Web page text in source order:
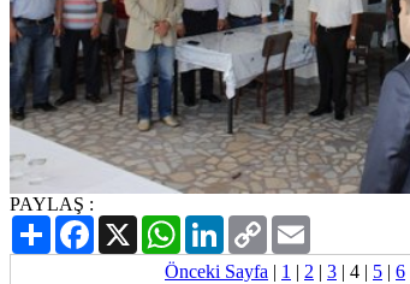
PAYLAŞ :
PaylaşFacebook
X WhatsAppLinkedIn
Copy
Link
Önceki Sayfa | 1 | 2 | 3 | 4 | 5 | 6